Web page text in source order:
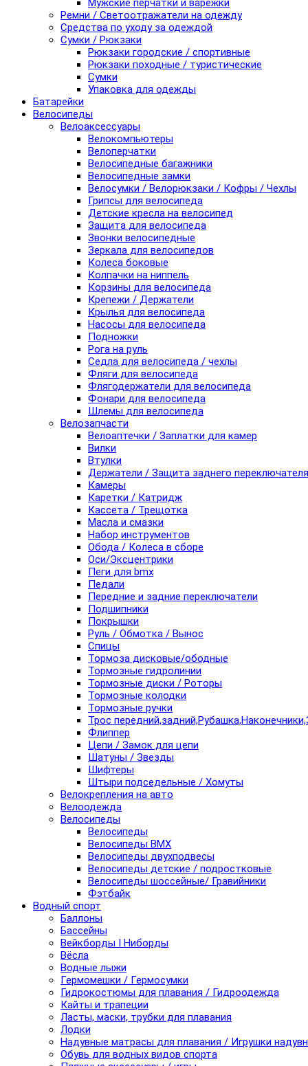
Мужские перчатки и варежки
Ремни / Светоотражатели на одежду
Средства по уходу за одеждой
Сумки / Рюкзаки
Рюкзаки городские / спортивные
Рюкзаки походные / туристические
Сумки
Упаковка для одежды
Батарейки
Велосипеды
Велоаксессуары
Велокомпьютеры
Велоперчатки
Велосипедные багажники
Велосипедные замки
Велосумки / Велорюкзаки / Кофры / Чехлы
Грипсы для велосипеда
Детские кресла на велосипед
Защита для велосипеда
Звонки велосипедные
Зеркала для велосипедов
Колеса боковые
Колпачки на ниппель
Корзины для велосипеда
Крепежи / Держатели
Крылья для велосипеда
Насосы для велосипеда
Подножки
Рога на руль
Седла для велосипеда / чехлы
Фляги для велосипеда
Флягодержатели для велосипеда
Фонари для велосипеда
Шлемы для велосипеда
Велозапчасти
Велоаптечки / Заплатки для камер
Вилки
Втулки
Держатели / Защита заднего переключателя
Камеры
Каретки / Катридж
Кассета / Трещотка
Масла и смазки
Набор инструментов
Обода / Колеса в сборе
Оси/Эксцентрики
Пеги для bmx
Педали
Передние и задние переключатели
Подшипники
Покрышки
Руль / Обмотка / Вынос
Спицы
Тормоза дисковые/ободные
Тормозные гидролинии
Тормозные диски / Роторы
Тормозные колодки
Тормозные ручки
Трос
Флиппер
Цепи / Замок для цепи
Шатуны / Звезды
Шифтеры
Штыри подседельные / Хомуты
Велокрепления на авто
Велоодежда
Велосипеды
Велосипеды
Велосипеды BMX
Велосипеды двухподвесы
Велосипеды детские / подростковые
Велосипеды шоссейные/ Гравийники
Фэтбайк
Водный спорт
Баллоны
Бассейны
Вейкборды I Ниборды
Вёсла
Водные лыжи
Гермомешки / Гермосумки
Гидрокостюмы для плавания / Гидроодежда
Кайты и трапеции
Ласты, маски, трубки для плавания
Лодки
Надувные матрасы для плавания / Игрушки
Обувь для водных видов спорта